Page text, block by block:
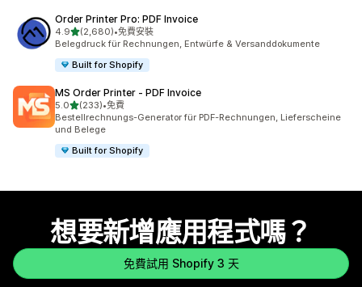
Order Printer Pro: PDF Invoice
4.9滿分 5 顆星
(2,680)
共有 2680 則評價
•免費安裝
Belegdruck für Rechnungen, Entwürfe & Versanddokumente
Built for Shopify
MS Order Printer ‑ PDF Invoice
5.0滿分 5 顆星
(233)
共有 233 則評價
•免費
Bestellrechnungs-Generator für PDF-Rechnungen, Lieferscheine
und Belege
Built for Shopify
想要新增應用程式嗎？
免費試用 Shopify 3 天